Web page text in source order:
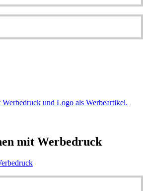
mit Werbedruck